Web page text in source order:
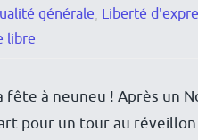
générale, Liberté
libre
fête à neuneu ! Après un
pour un tour au